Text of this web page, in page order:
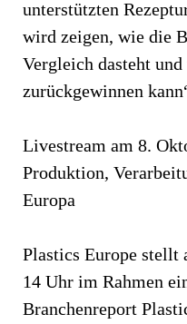
unterstützten
wird zeigen, wie die
Vergleich dasteht
zurückgewinnen
Livestream am 8.
Produktion,
Europa
Plastics Europe stellt
14 Uhr im Rahmen
Branchenreport